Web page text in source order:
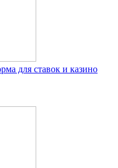
для ставок и казино